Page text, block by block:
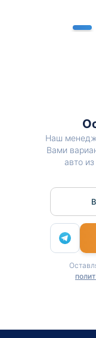
Наш
Вами
авто